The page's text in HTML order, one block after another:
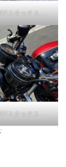
STACK-ST3802スタックスピードメーター
STACK-ST3802スタックスピードメーター